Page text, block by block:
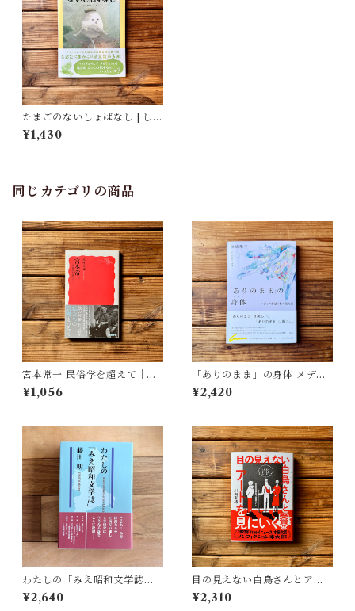
たまごのないしょばなし | しお
たにまみこ
¥1,430
同じカテゴリの商品
宮本常一 民俗学を超えて｜木
村 哲也
¥1,056
「ありのまま」の身体 メディ
アが描く私の見た目 | 藤嶋 陽
子(著)
¥2,420
わたしの「みえ昭和文学誌」 |
藤田 明
¥2,640
目の見えない白鳥さんとアー
トを見にいく | 川内 有緒
¥2,310